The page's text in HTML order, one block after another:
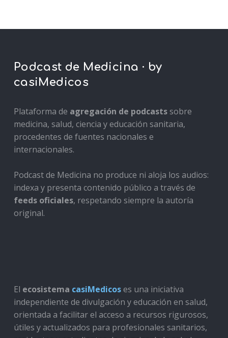
Podcast de Medicina · by
casiMedicos
Plataforma de agregación de podcastssobre
medicina, salud, ciencia y educación sanitaria,
procedentes de fuentes nacionales e
internacionales.
Podcast de Medicina no produce ni aloja los audios:
indexa y presenta contenido público a través de
feeds oficiales, respetando siempre la autoría
original.
El ecosistema casiMedicoses una iniciativa
independiente de divulgación y educación en salud,
orientada a facilitar el acceso a recursos rigurosos,
útiles y actualizados para profesionales sanitarios,